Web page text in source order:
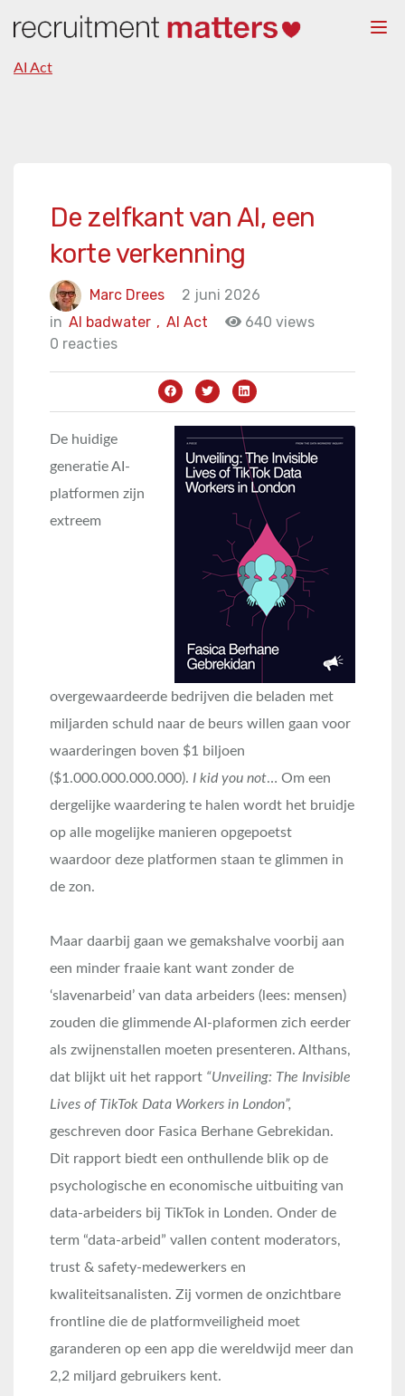
AI Act
De zelfkant van AI, een
korte verkenning
Marc Drees
2 juni 2026
in
AI Act
AI badwater ,
640 views
0 reacties
De huidige
generatie AI-
platformen zijn
extreem
overgewaardeerde bedrijven die beladen met
miljarden schuld naar de beurs willen gaan voor
waarderingen boven $1 biljoen
($1.000.000.000.000). I kid you not… Om een
dergelijke waardering te halen wordt het bruidje
op alle mogelijke manieren opgepoetst
waardoor deze platformen staan te glimmen in
de zon.
Maar daarbij gaan we gemakshalve voorbij aan
een minder fraaie kant want zonder de
‘slavenarbeid’ van data arbeiders (lees: mensen)
zouden die glimmende AI-plaformen zich eerder
als zwijnenstallen moeten presenteren. Althans,
dat blijkt uit het rapport “Unveiling: The Invisible
Lives of TikTok Data Workers in London”,
geschreven door Fasica Berhane Gebrekidan.
Dit rapport biedt een onthullende blik op de
psychologische en economische uitbuiting van
data-arbeiders bij TikTok in Londen. Onder de
term “data-arbeid” vallen content moderators,
trust & safety-medewerkers en
kwaliteitsanalisten. Zij vormen de onzichtbare
frontline die de platformveiligheid moet
garanderen op een app die wereldwijd meer dan
2,2 miljard gebruikers kent.